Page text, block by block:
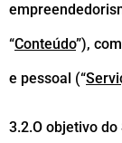
“Conteúdo”),
e pessoal (“
3.2.O objetivo